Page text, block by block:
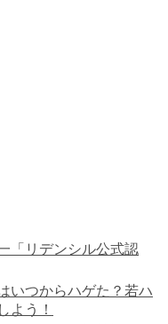
「リデンシル公式認
いつからハゲた？若ハ
よう！